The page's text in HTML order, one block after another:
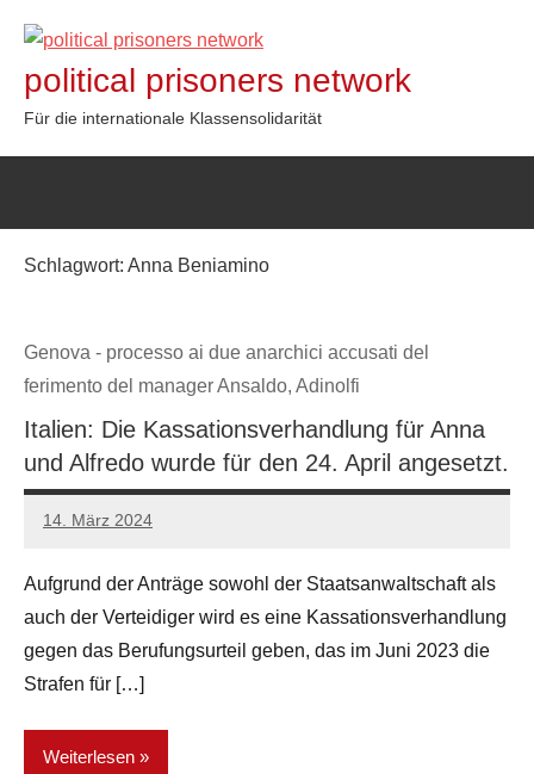
Inhalt
springen
political prisoners network
Für die internationale Klassensolidarität
Schlagwort: Anna Beniamino
Genova - processo ai due anarchici accusati del
ferimento del manager Ansaldo, Adinolfi
Italien: Die Kassationsverhandlung für Anna
und Alfredo wurde für den 24. April angesetzt.
14. März 2024
network
Aufgrund der Anträge sowohl der Staatsanwaltschaft als
auch der Verteidiger wird es eine Kassationsverhandlung
gegen das Berufungsurteil geben, das im Juni 2023 die
Strafen für […]
Weiterlesen